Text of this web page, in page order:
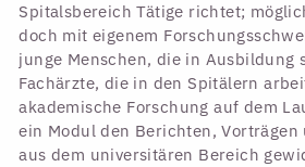
Spitalsbereich Tätige richtet;
doch mit eigenem
junge Menschen, die in Ausbildung
Fachärzte, die in den Spitälern
akademische Forschung auf dem
ein Modul den Berichten, Vorträgen
aus dem universitären Bereich